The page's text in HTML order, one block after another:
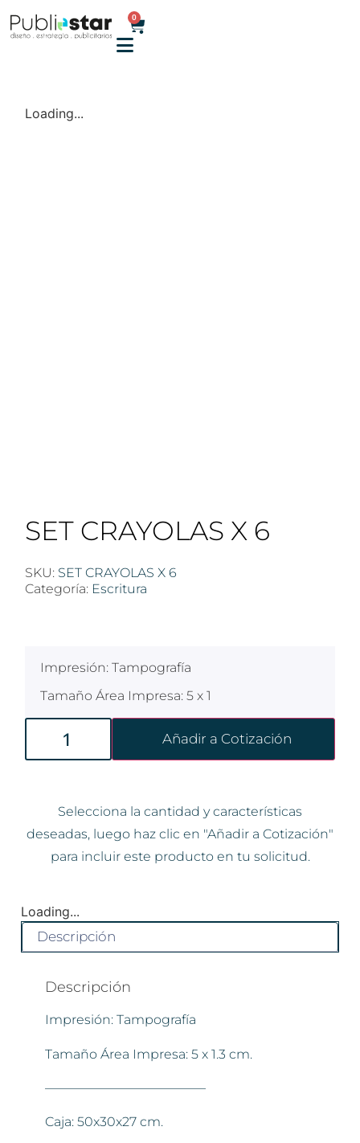
0
Loading...
SET CRAYOLAS X 6
SKU: SET CRAYOLAS X 6
Categoría: Escritura
Impresión: Tampografía
Tamaño Área Impresa: 5 x 1
Añadir a Cotización
Selecciona la cantidad y características
deseadas, luego haz clic en "Añadir a Cotización"
para incluir este producto en tu solicitud.
Loading...
Descripción
Descripción
Impresión: Tampografía
Tamaño Área Impresa: 5 x 1.3 cm.
————————————–
Caja: 50x30x27 cm.